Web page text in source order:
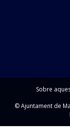
Sobre
© Ajuntament de